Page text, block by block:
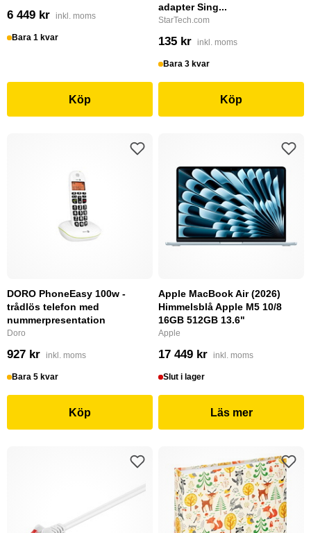
6 449 kr inkl. moms
Bara 1 kvar
Köp
adapter Sing...
StarTech.com
135 kr inkl. moms
Bara 3 kvar
Köp
DORO PhoneEasy 100w -
trådlös telefon med
nummerpresentation
Doro
927 kr inkl. moms
Bara 5 kvar
Köp
Apple MacBook Air (2026)
Himmelsblå Apple M5 10/8
16GB 512GB 13.6"
Apple
17 449 kr inkl. moms
Slut i lager
Läs mer